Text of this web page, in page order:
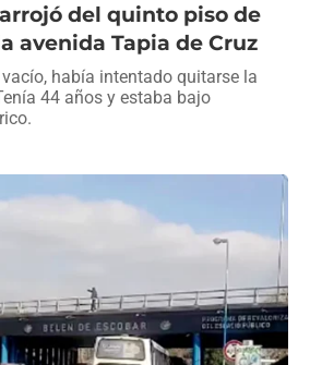
del quinto piso de
avenida Tapia de Cruz
había intentado quitarse la
44 años y estaba bajo